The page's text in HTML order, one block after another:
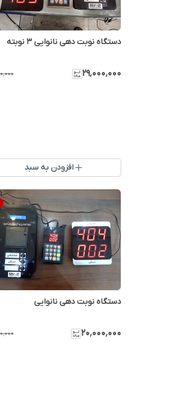
دستگاه نوبت دهی نانوایی ۳ نوبته
۲۹٬۰۰۰٬۰۰۰
افزودن به سبد
دستگاه نوبت دهی نانوایی
۲۰٬۰۰۰٬۰۰۰